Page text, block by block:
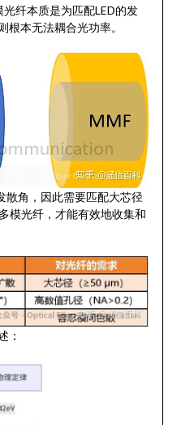
纤本质是为匹配LED的发
本无法耦合光功率。
散角，因此需要匹配大芯径
模光纤，才能有效地收集和
：